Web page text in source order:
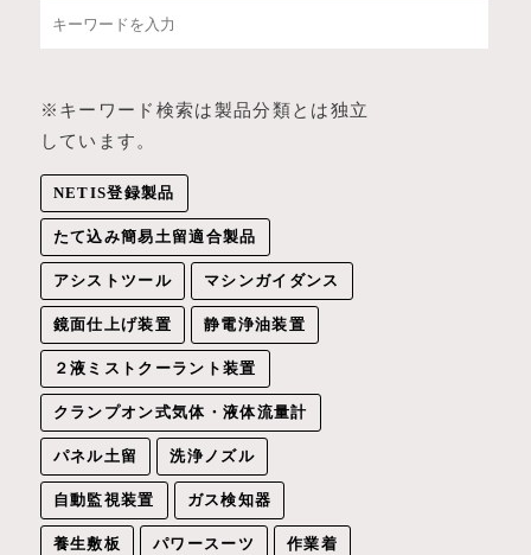
※キーワード検索は製品分類とは独立
しています。
NETIS登録製品
たて込み簡易土留適合製品
アシストツール マシンガイダンス
鏡面仕上げ装置 静電浄油装置
２液ミストクーラント装置
クランプオン式気体・液体流量計
パネル土留 洗浄ノズル
自動監視装置 ガス検知器
養生敷板 パワースーツ 作業着